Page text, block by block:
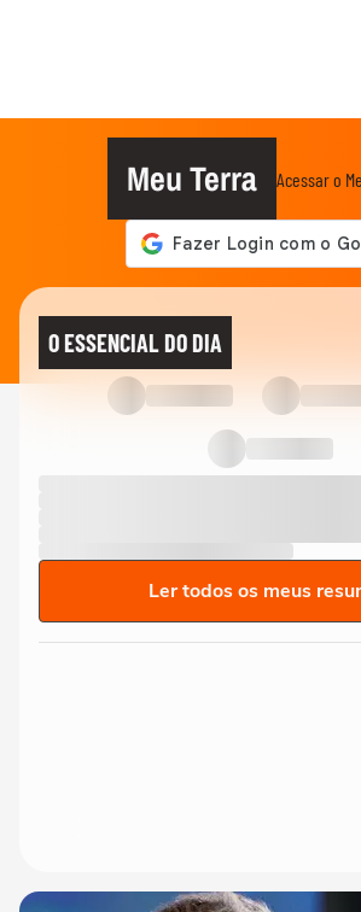
Meu Terra Acessar o
O ESSENCIAL DO DIA
Ler todos os meus